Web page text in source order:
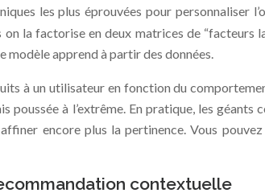
les plus éprouvées pour
la factorise en deux matrices de “facteurs
modèle apprend à partir des données.
à un utilisateur en fonction du
poussée à l’extrême. En pratique, les
encore plus la pertinence. Vous
contextuelle